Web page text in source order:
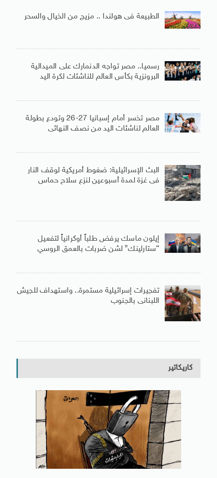
الطبيعة فى هولندا .. مزيج من الخيال والسحر
رسميا.. مصر تواجه الدنمارك على الميدالية
البرونزية بكأس العالم للناشئات لكرة اليد
مصر تخسر أمام إسبانيا 27-26 وتودع بطولة
العالم لناشئات اليد من نصف النهائى
البث الإسرائيلية: ضغوط أمريكية لوقف النار
فى غزة لمدة أسبوعين لنزع سلاح حماس
إيلون ماسك يرفض طلباً أوكرانياً لتفعيل
“ستارلينك” لشن ضربات بالعمق الروسي
تفجيرات إسرائيلية مستمرة.. واستهداف للجيش
اللبنانى بالجنوب
كاريكاتير